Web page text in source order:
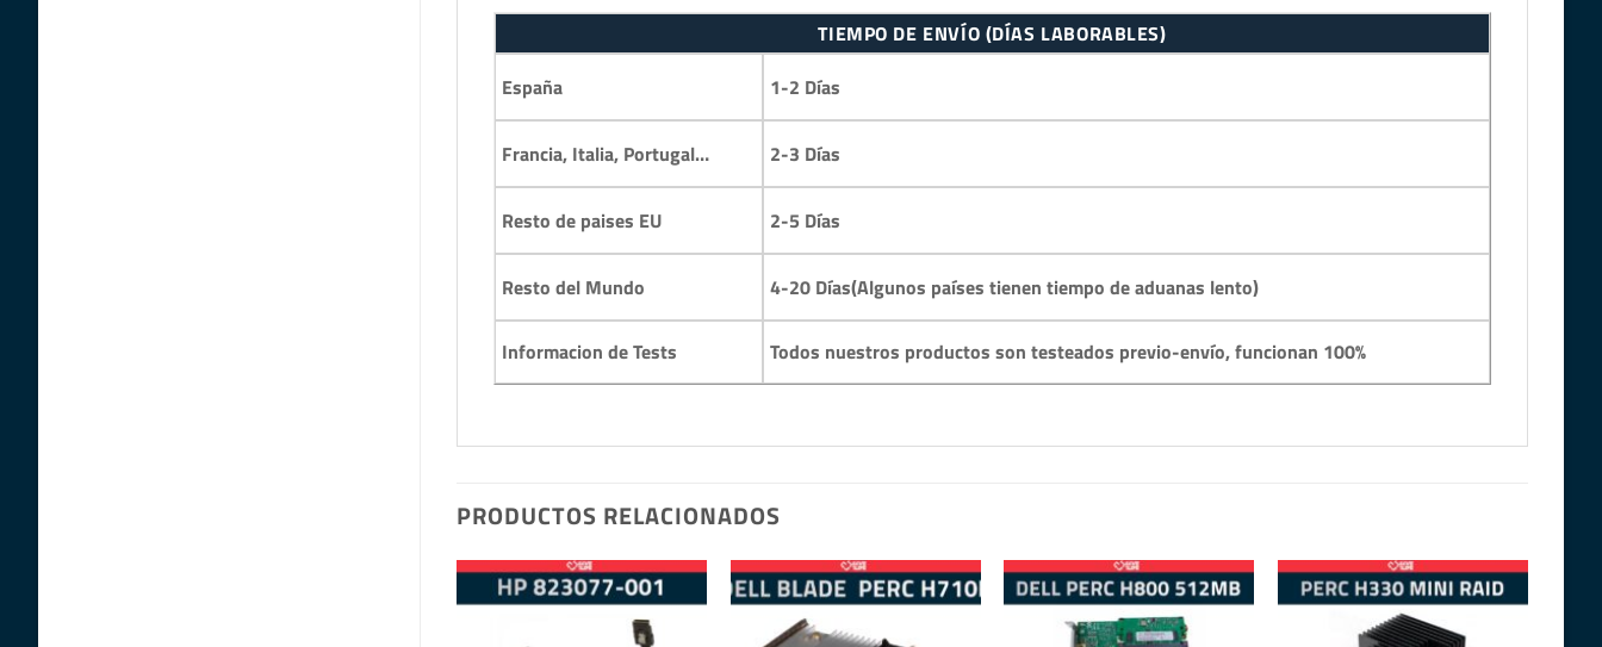
TIEMPO DE ENVÍO (DÍAS LABORABLES)
España
1-2 Días
Francia, Italia, Portugal… 2-3 Días
Resto de paises EU 2-5 Días
Resto del Mundo 4-20 Días(Algunos países tienen tiempo de aduanas lento)
Informacion de Tests Todos nuestros productos son testeados previo-envío, funcionan 100%
PRODUCTOS RELACIONADOS